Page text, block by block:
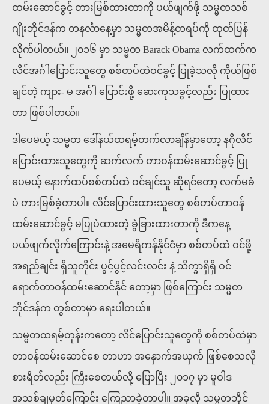
ထမ်းဆောင်ခွင့် တားမြစ်ထားတာကို ပယ်ဖျက်ဖို့ သမ္မတသစ်
ဂျိုးဘိုင်ဒန်က တနင်္လာနေ့မှာ သမ္မတအမိန့်တရပ်ကို ထုတ်ပြန်
လိုက်ပါတယ်။ ၂၀၁၆ မှာ သမ္မတ Barack Obama လက်ထက်က
လိင်အင်္ဂါပြောင်းသူတွေ စစ်တပ်ထဲဝင်ခွင့် ပြုခဲ့သလို ကိုယ်ဖြစ်
ချင်တဲ့ ကျား- မ အင်္ဂါ ပြောင်းဖို့ ဆေးကုသခွင့်လည်း ပြုထား
တာ ဖြစ်ပါတယ်။
ဒါပေမယ့် သမ္မတ ဒေါ်နယ်ထရမ့်တက်လာချိန်မှာတော့ နဂိုလိင်
ပြောင်းထားသူတွေကို ဆက်လက် တာဝန်ထမ်းဆောင်ခွင့် ပြု
ပေမယ့် နောက်ထပ်စစ်တပ်ထဲ ဝင်ချင်သူ ဆိုရင်တော့ လက်မခံ
ပဲ တားမြစ်ခဲ့တာပါ။ လိင်ပြောင်းထားသူတွေ စစ်တပ်တာဝန်
ထမ်းဆောင်ခွင့် မပြုပဲထားတဲ့ ခွဲခြားထားတာကို ဒီကနေ့
ပယ်ဖျက်လိုက်ကြောင်းနဲ့ အမေရိကန်နိုင်ငံမှာ စစ်တပ်ထဲ ဝင်ဖို့
အရည်ချင်း ရှိသူတိုင်း ပွင့်ပွင့်လင်းလင်း နဲ့ သိက္ခာရှိရှိ ဝင်
ရောက်တာဝန်ထမ်းဆောင်နိုင် တော့မှာ ဖြစ်ကြောင်း သမ္မတ
ဘိုင်ဒန်က တွစ်တာမှာ ရေးပါတယ်။
သမ္မတထရမ့်တုန်းကတော့ လိင်ပြောင်းသူတွေကို စစ်တပ်ထဲမှာ
တာဝန်ထမ်းဆောင်စေ တာဟာ အနှောက်အယှက် ဖြစ်စေသလို
စားရိတ်လည်း ကြီးစေတယ်လို့ ပြောပြီး ၂၀၁၇ မှာ မူဝါဒ
အသစ်ချမှတ်ကြောင်း ကြေညာခဲ့တာပါ။ အခုလို သမ္မတဘိုင်